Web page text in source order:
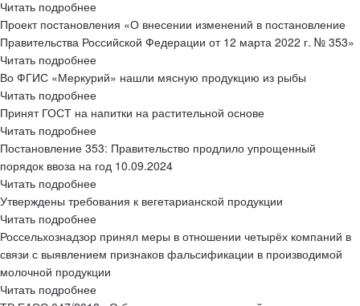
Читать подробнее
Проект постановления «О внесении изменений в постановление
Правительства Российской Федерации от 12 марта 2022 г. № 353»
Читать подробнее
Во ФГИС «Меркурий» нашли мясную продукцию из рыбы
Читать подробнее
Принят ГОСТ на напитки на растительной основе
Читать подробнее
Постановление 353: Правительство продлило упрощенный
порядок ввоза на год 10.09.2024
Читать подробнее
Утверждены требования к вегетарианской продукции
Читать подробнее
Россельхознадзор принял меры в отношении четырёх компаний в
связи с выявлением признаков фальсификации в производимой
молочной продукции
Читать подробнее